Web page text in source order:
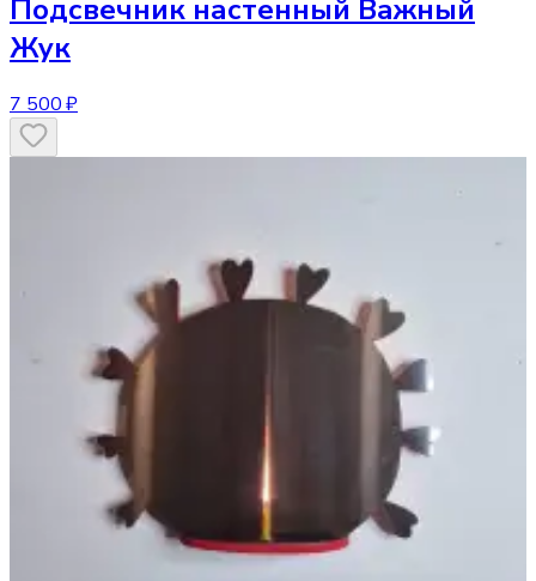
Подсвечник настенный Важный
Жук
7 500 ₽